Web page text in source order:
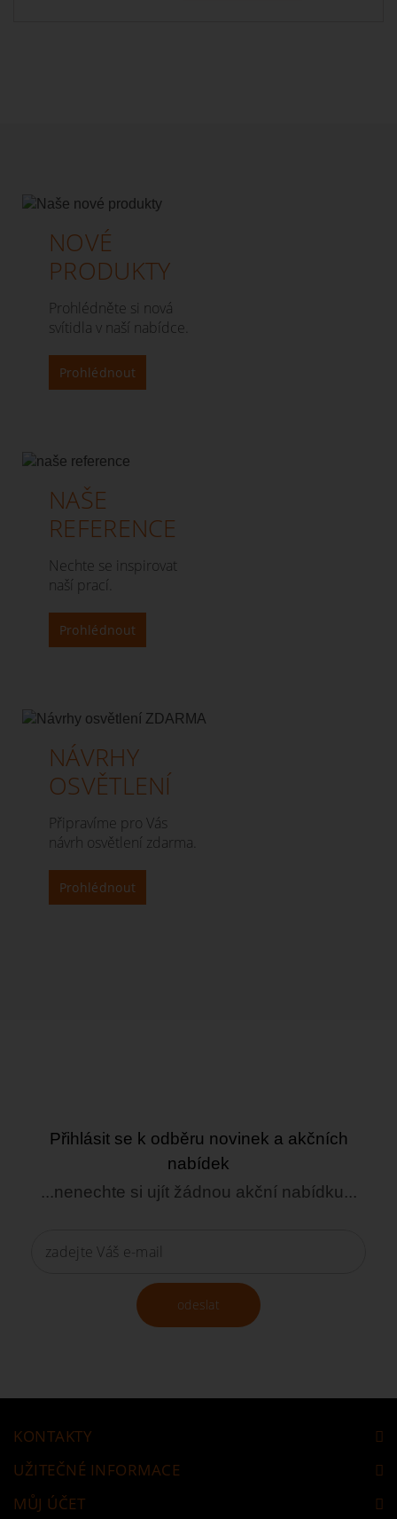
NOVÉ
PRODUKTY
Prohlédněte si nová
svítidla v naší nabídce.
Prohlédnout
NAŠE
REFERENCE
Nechte se inspirovat
naší prací.
Prohlédnout
NÁVRHY
OSVĚTLENÍ
Připravíme pro Vás
návrh osvětlení zdarma.
Prohlédnout
Přihlásit se k odběru novinek a akčních
nabídek
...nenechte si ujít žádnou akční nabídku...
odeslat
KONTAKTY
UŽITEČNÉ INFORMACE
MŮJ ÚČET